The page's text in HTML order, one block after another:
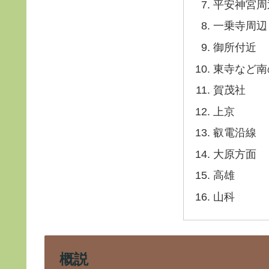
平安神宮
一乗寺周辺
御所付近
東寺など
賀茂社
上京
叡電沿線
大原方面
高雄
山科
概説